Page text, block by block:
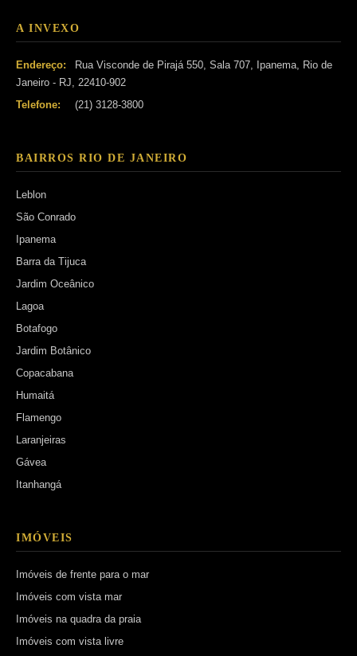
A INVEXO
Endereço:
Rua Visconde de Pirajá 550, Sala 707, Ipanema, Rio de
Janeiro - RJ, 22410-902
Telefone:
(21) 3128-3800
BAIRROS RIO DE JANEIRO
Leblon
São Conrado
Ipanema
Barra da Tijuca
Jardim Oceânico
Lagoa
Botafogo
Jardim Botânico
Copacabana
Humaitá
Flamengo
Laranjeiras
Gávea
Itanhangá
IMÓVEIS
Imóveis de frente para o mar
Imóveis com vista mar
Imóveis na quadra da praia
Imóveis com vista livre